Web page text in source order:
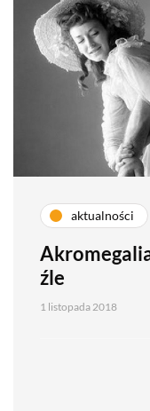
aktualności
źle
1 listopada 2018